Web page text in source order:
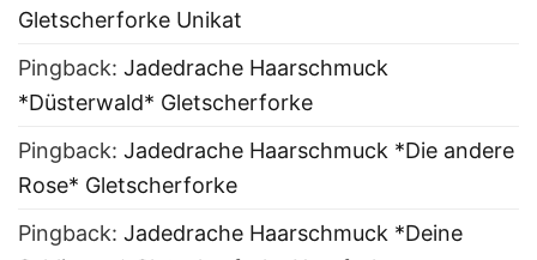
Gletscherforke Unikat
Pingback: Jadedrache Haarschmuck
*Düsterwald* Gletscherforke
Pingback: Jadedrache Haarschmuck *Die andere
Rose* Gletscherforke
Pingback: Jadedrache Haarschmuck *Deine